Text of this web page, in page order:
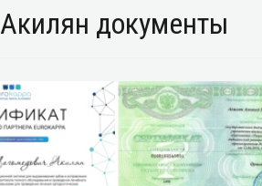
Акилян документы